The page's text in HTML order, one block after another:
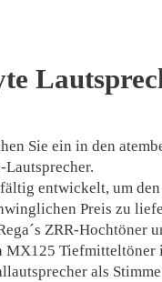
Sie ein in den
Lautsprecher.
entwickelt, um
Preis zu
ZRR-Hochtöner
MX125 Tiefmitteltöner
als